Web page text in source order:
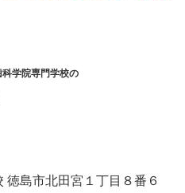
学院専門学校の
徳島市北田宮１丁目８番６